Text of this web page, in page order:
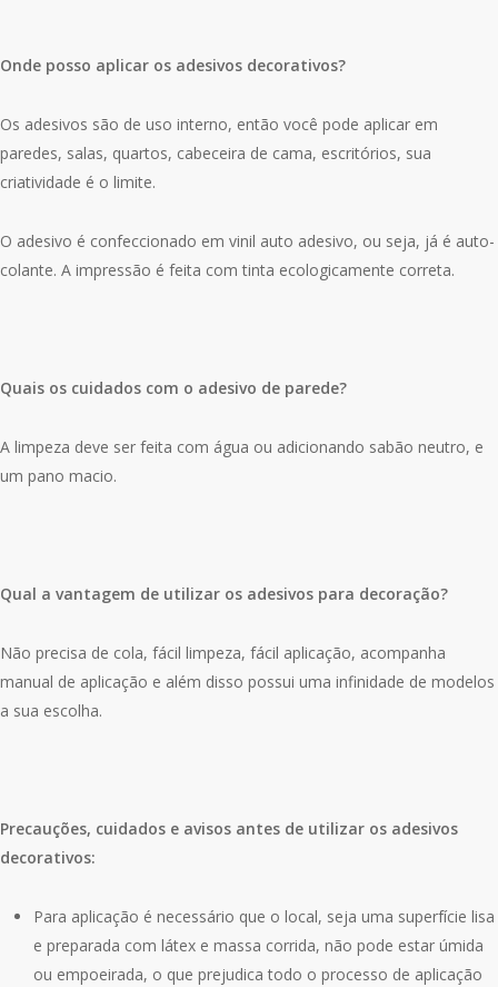
Onde posso aplicar os adesivos decorativos?
Os adesivos são de uso interno, então você pode aplicar em
paredes, salas, quartos, cabeceira de cama, escritórios, sua
criatividade é o limite.
O adesivo é confeccionado em vinil auto adesivo, ou seja, já é auto-
colante. A impressão é feita com tinta ecologicamente correta.
Quais os cuidados com o adesivo de parede?
A limpeza deve ser feita com água ou adicionando sabão neutro, e
um pano macio.
Qual a vantagem de utilizar os adesivos para decoração?
Não precisa de cola, fácil limpeza, fácil aplicação, acompanha
manual de aplicação e além disso possui uma infinidade de modelos
a sua escolha.
Precauções, cuidados e avisos antes de utilizar os adesivos
decorativos:
Para aplicação é necessário que o local, seja uma superfície lisa
e preparada com látex e massa corrida, não pode estar úmida
ou empoeirada, o que prejudica todo o processo de aplicação